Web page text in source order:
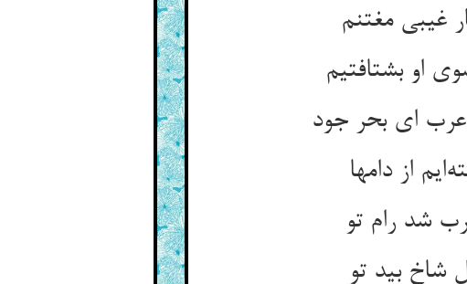
غیبی مغتنم
او بشتافتیم
ای بحر جود
از دامها
شد رام تو
شاخ بید تو